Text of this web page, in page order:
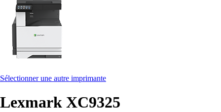
Sélectionner une autre imprimante
Lexmark XC9325